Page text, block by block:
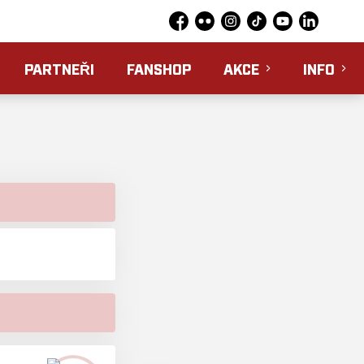
Facebook
Flickr Instagram
TikTokYouTubeLinkedIn
PARTNEŘI FANSHOP AKCE INFO